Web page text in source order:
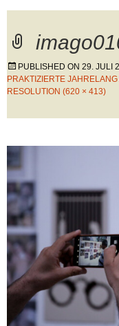
PUBLISHED ON 29. JULI
PRAKTIZIERTE
RESOLUTION (620 × 413)